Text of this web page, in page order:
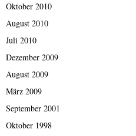
Oktober 2010
August 2010
Juli 2010
Dezember 2009
August 2009
März 2009
September 2001
Oktober 1998